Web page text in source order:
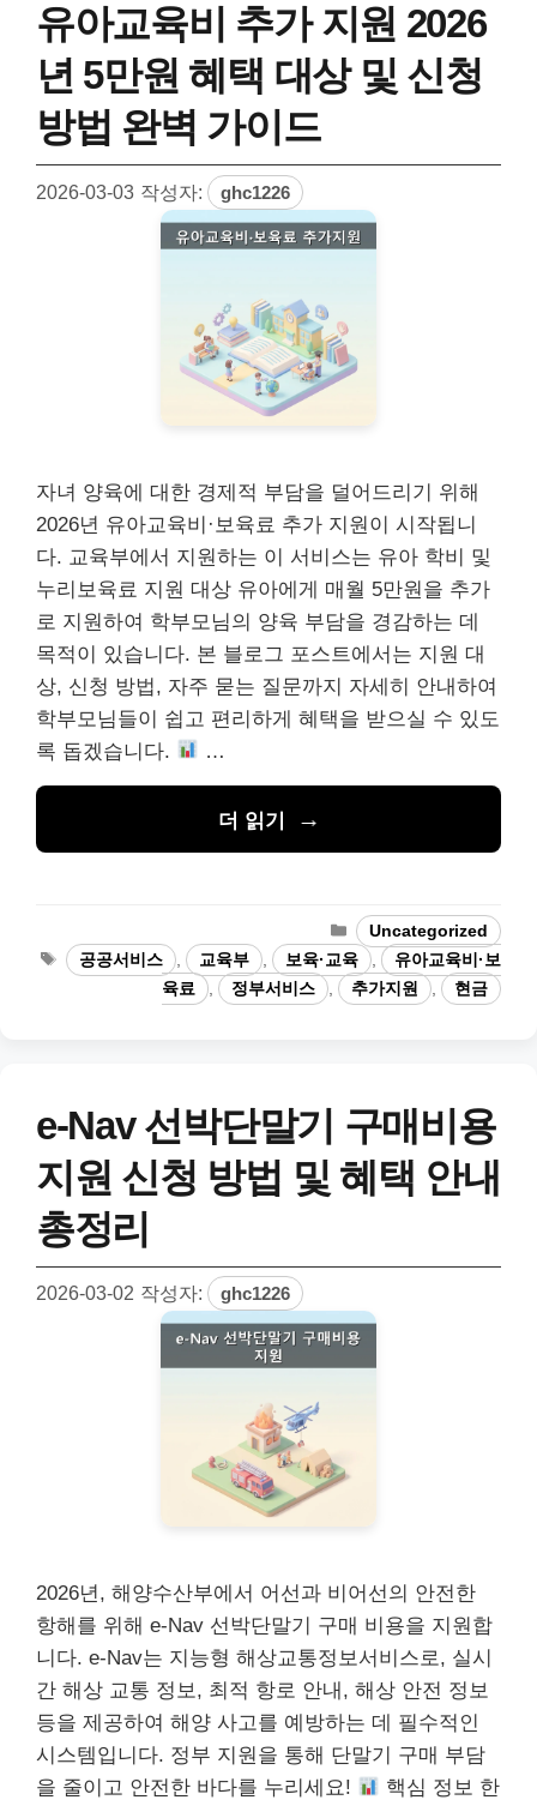
유아교육비 추가 지원 2026
년 5만원 혜택 대상 및 신청
방법 완벽 가이드
2026-03-03 작성자: ghc1226
자녀 양육에 대한 경제적 부담을 덜어드리기 위해
2026년 유아교육비·보육료 추가 지원이 시작됩니
다. 교육부에서 지원하는 이 서비스는 유아 학비 및
누리보육료 지원 대상 유아에게 매월 5만원을 추가
로 지원하여 학부모님의 양육 부담을 경감하는 데
목적이 있습니다. 본 블로그 포스트에서는 지원 대
상, 신청 방법, 자주 묻는 질문까지 자세히 안내하여
학부모님들이 쉽고 편리하게 혜택을 받으실 수 있도
록 돕겠습니다.
…
더 읽기
카
테
고
리
Uncategorized
태
그
공공서비스 교육부 보육·교육
유아교육비·보
육료
정부서비스 추가지원 현금
e-Nav 선박단말기 구매비용
지원 신청 방법 및 혜택 안내
총정리
2026-03-02 작성자: ghc1226
2026년, 해양수산부에서 어선과 비어선의 안전한
항해를 위해 e-Nav 선박단말기 구매 비용을 지원합
니다. e-Nav는 지능형 해상교통정보서비스로, 실시
간 해상 교통 정보, 최적 항로 안내, 해상 안전 정보
등을 제공하여 해양 사고를 예방하는 데 필수적인
시스템입니다. 정부 지원을 통해 단말기 구매 부담
을 줄이고 안전한 바다를 누리세요!
핵심 정보 한